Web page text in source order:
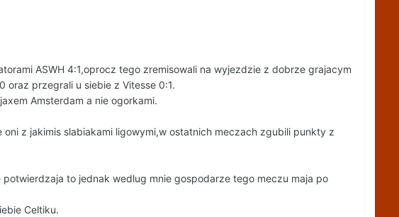
ASWH 4:1,oprocz tego zremisowali na wyjezdzie z dobrze grajacym
oraz przegrali u siebie z Vitesse 0:1.
Amsterdam a nie ogorkami.
z jakimis slabiakami ligowymi,w ostatnich meczach zgubili punkty z
to jednak wedlug mnie gospodarze tego meczu maja po
Celtiku.